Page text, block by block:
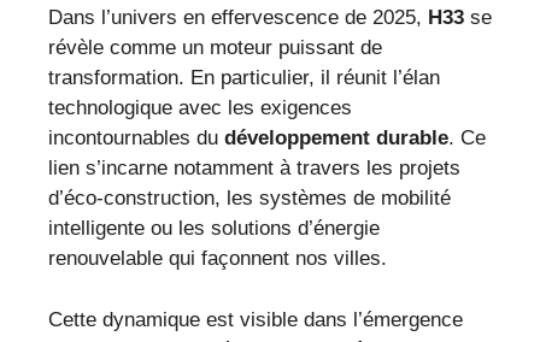
Dans l’univers en effervescence de 2025, H33 se
révèle comme un moteur puissant de
transformation. En particulier, il réunit l’élan
technologique avec les exigences
incontournables du développement durable. Ce
lien s’incarne notamment à travers les projets
d’éco-construction, les systèmes de mobilité
intelligente ou les solutions d’énergie
renouvelable qui façonnent nos villes.
Cette dynamique est visible dans l’émergence